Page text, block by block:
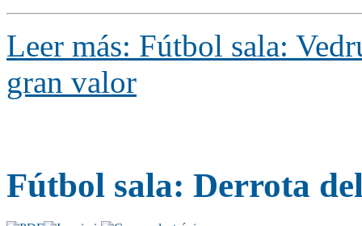
Leer más: Fútbol sala:
gran valor
Fútbol sala: Derrota